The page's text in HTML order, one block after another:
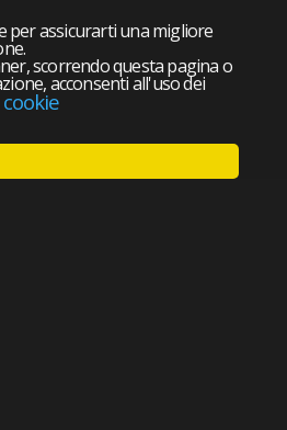
per assicurarti una migliore
scorrendo questa pagina o
acconsenti all'uso dei